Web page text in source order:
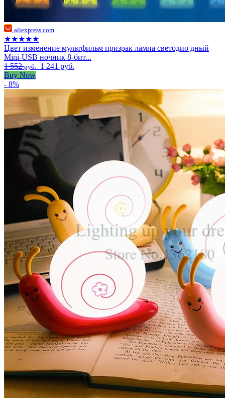
aliexpress.com
★★★★★
Цвет изменение мультфильм призрак лампа светодио дный
Mini-USB ночник 8-бит...
1 552руб. 1 241 руб.
Buy Now
- 8%